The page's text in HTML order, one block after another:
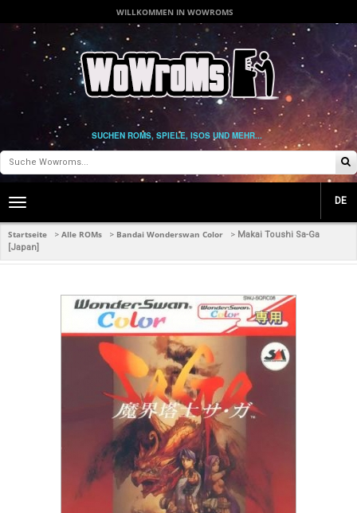
WILLKOMMEN IN WOWROMS
SUCHEN ROMS, SPIELE, ISOS UND MEHR...
Toggle
navigation
DE
Startseite > Alle ROMs > Bandai Wonderswan Color > Makai Toushi Sa-Ga
[Japan]